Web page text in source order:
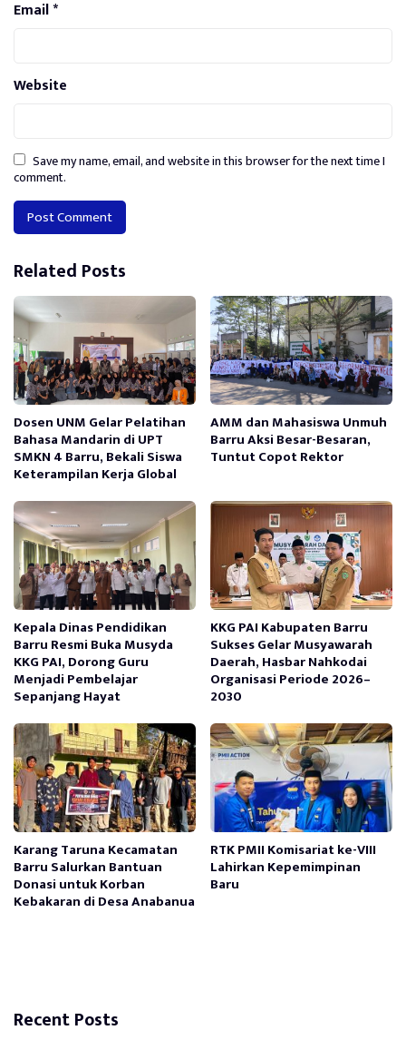
Email*
Website
Save my name, email, and website in this browser for the next time I
comment.
Alternative:
Related Posts
Dosen UNM Gelar Pelatihan
Bahasa Mandarin di UPT
SMKN 4 Barru, Bekali Siswa
Keterampilan Kerja Global
AMM dan Mahasiswa Unmuh
Barru Aksi Besar-Besaran,
Tuntut Copot Rektor
Kepala Dinas Pendidikan
Barru Resmi Buka Musyda
KKG PAI, Dorong Guru
Menjadi Pembelajar
Sepanjang Hayat
KKG PAI Kabupaten Barru
Sukses Gelar Musyawarah
Daerah, Hasbar Nahkodai
Organisasi Periode 2026–
2030
Karang Taruna Kecamatan
Barru Salurkan Bantuan
Donasi untuk Korban
Kebakaran di Desa Anabanua
RTK PMII Komisariat ke-VIII
Lahirkan Kepemimpinan
Baru
Recent Posts